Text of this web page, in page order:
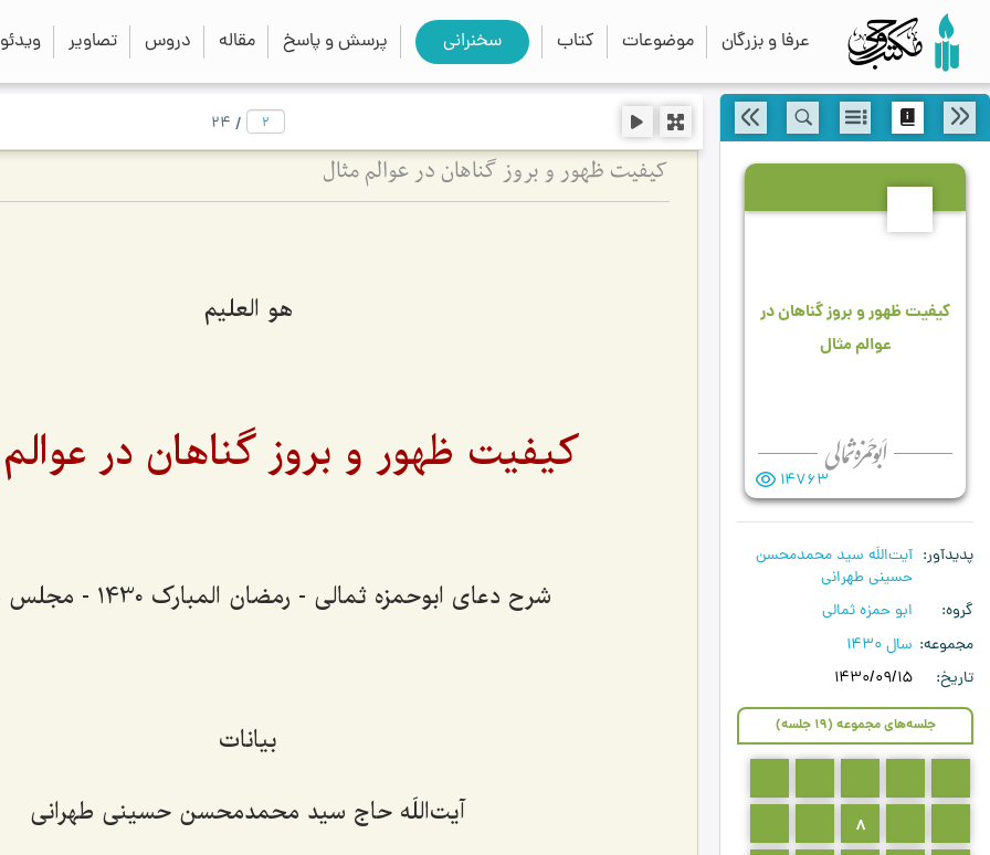
عرفا و بزرگان موضوعات کتاب سخنرانی پرسش و پاسخ مقاله دروس تصاویر ویدئو search
close
كیفیت ظهور و بروز گناهان در
عوالم مثال
14763
پدیدآور
آیت‌اللَه سید محمدمحسن
حسینی طهرانی
گروه
ابو حمزه ثمالی
مجموعه سال 1430
تاریخ
1430/09/15
جلسه‌های مجموعه (19 جلسه)
8
/
24
كیفیت ظهور و بروز گناهان در عوالم مثال
هو العليم
كیفیت ظهور و بروز گناهان در
شرح دعای ابوحمزه ثمالی - رمضان المبارک 1430 - مجلس هشتم
بیانات
آیت‌اللَه حاج سید محمدمحسن حسینی طهرانی